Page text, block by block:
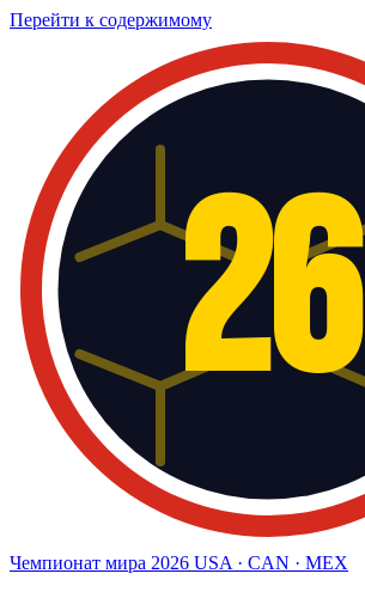
Перейти к содержимому
26
Чемпионат мира 2026 USA · CAN · MEX